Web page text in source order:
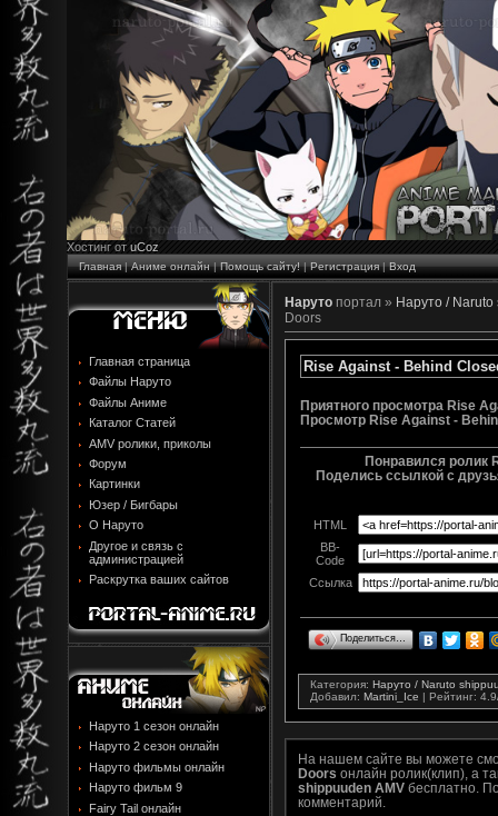
Хостинг от uCoz
Главная|Аниме онлайн|Помощь сайту!|Регистрация|Вход
Главная страница
Файлы Наруто
Файлы Аниме
Каталог Статей
AMV ролики, приколы
Форум
Картинки
Юзер / Бигбары
О Наруто
Другое и связь с
администрацией
Раскрутка ваших сайтов
Наруто 1 сезон онлайн
Наруто 2 сезон онлайн
Наруто фильмы онлайн
Наруто фильм 9
Fairy Tail онлайн
Наруто портал » Наруто /
Doors
Rise Against - Behind
Приятного просмотра Rise
Просмотр Rise Against -
Понравился ролик
Поделись ссылкой с
HTML
BB-
Code
Ссылка
Поделиться…
Категория: Наруто / Naruto
Добавил: Martini_Ice | Рейтинг: 4.9
На нашем сайте вы можете
Doors онлайн ролик(клип), а
shippuuden AMV бесплатно.
комментарий.